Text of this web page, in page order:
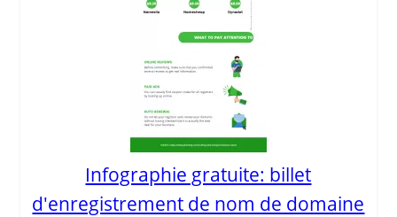
Infographie gratuite: billet
d'enregistrement de nom de domaine